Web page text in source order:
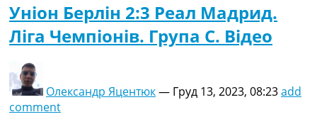
Уніон Берлін 2:3 Реал Мадрид.
Ліга Чемпіонів. Група C. Відео
Олександр Яцентюк— Груд 13, 2023, 08:23add
comment